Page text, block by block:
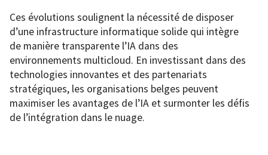
Ces évolutions soulignent la nécessité de disposer
d’une infrastructure informatique solide qui intègre
de manière transparente l’IA dans des
environnements multicloud. En investissant dans des
technologies innovantes et des partenariats
stratégiques, les organisations belges peuvent
maximiser les avantages de l’IA et surmonter les défis
de l’intégration dans le nuage.